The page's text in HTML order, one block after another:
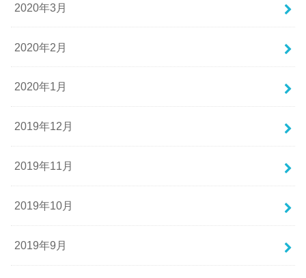
2020年3月
2020年2月
2020年1月
2019年12月
2019年11月
2019年10月
2019年9月